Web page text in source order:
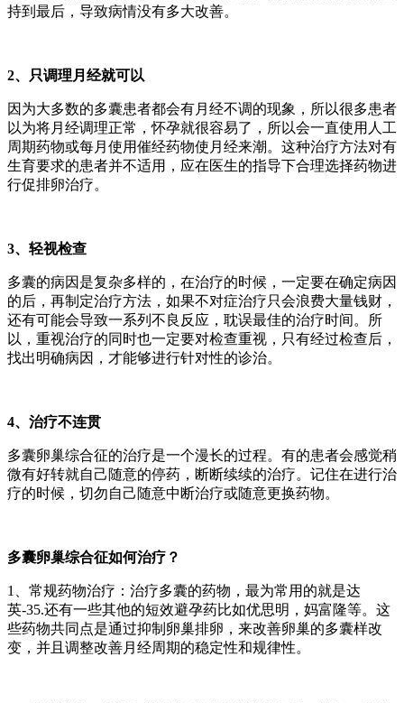
持到最后，导致病情没有多大改善。
2、只调理月经就可以
因为大多数的多囊患者都会有月经不调的现象，所以很多患者
以为将月经调理正常，怀孕就很容易了，所以会一直使用人工
周期药物或每月使用催经药物使月经来潮。这种治疗方法对有
生育要求的患者并不适用，应在医生的指导下合理选择药物进
行促排卵治疗。
3、轻视检查
多囊的病因是复杂多样的，在治疗的时候，一定要在确定病因
的后，再制定治疗方法，如果不对症治疗只会浪费大量钱财，
还有可能会导致一系列不良反应，耽误最佳的治疗时间。所
以，重视治疗的同时也一定要对检查重视，只有经过检查后，
找出明确病因，才能够进行针对性的诊治。
4、治疗不连贯
多囊卵巢综合征的治疗是一个漫长的过程。有的患者会感觉稍
微有好转就自己随意的停药，断断续续的治疗。记住在进行治
疗的时候，切勿自己随意中断治疗或随意更换药物。
多囊卵巢综合征如何治疗？
1、常规药物治疗：治疗多囊的药物，最为常用的就是达
英-35.还有一些其他的短效避孕药比如优思明，妈富隆等。这
些药物共同点是通过抑制卵巢排卵，来改善卵巢的多囊样改
变，并且调整改善月经周期的稳定性和规律性。